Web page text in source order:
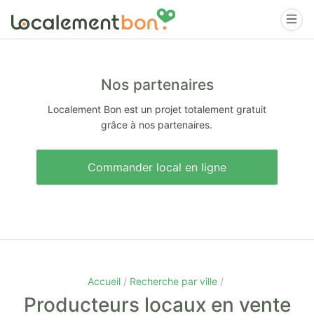
Nos partenaires
Localement Bon est un projet totalement gratuit
grâce à nos partenaires.
Commander local en ligne
Accueil Recherche par ville
Producteurs locaux en vente